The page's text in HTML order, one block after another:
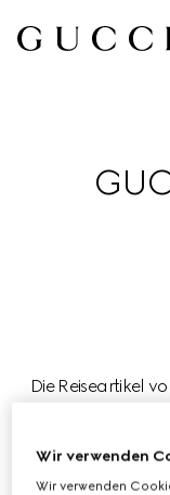
Die Reiseartikel
erweisen sich
Reisen
Wir verwenden
Wir verwenden